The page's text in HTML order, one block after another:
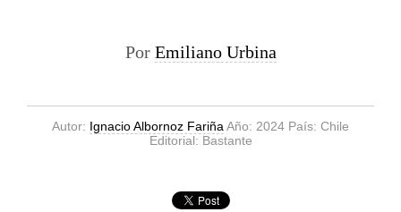
Por Emiliano Urbina
Autor: Ignacio Albornoz Fariña Año: 2024 País: Chile
Editorial: Bastante